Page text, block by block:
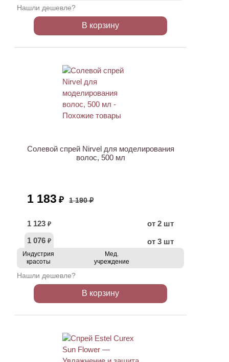
Нашли дешевле?
В корзину
Солевой спрей Nirvel для моделирования
волос, 500 мл
1 183 ₽ 1 190 ₽
1 123 ₽
от 2 шт
1 076 ₽ от 3 шт
Индустрия
красоты
Мед.
учреждение
Нашли дешевле?
В корзину